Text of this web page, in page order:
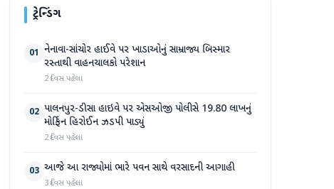
ટ્રેન્ડિંગ
01 નેનાવા-સાંચોર હાઈવે પર ખાડાઓનું સામ્રાજ્ય બિસ્માર
રસ્તાથી વાહનચાલકો પરેશાન
2 દિવસ પહેલા
02 પાલનપુર-ડીસા હાઇવે પર એસઓજી પોલીસે 19.80 લાખનું
મોર્ફિન હિરોઈન ઝડપી પાડ્યું
2 દિવસ પહેલા
03 આજે આ રાજ્યોમાં ભારે પવન સાથે વરસાદની આગાહી
3 દિવસ પહેલા